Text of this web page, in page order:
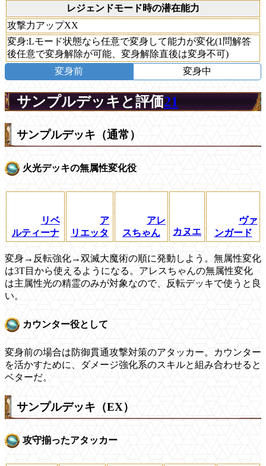
レジェンドモード時の潜在能力
攻撃力アップXX
変身:Lモード状態なら任意で変身して能力が変化(1問解答
後任意で変身解除が可能、変身解除直後は変身不可)
変身前
変身中
サンプルデッキと評価21
サンプルデッキ（通常）
火光デッキの無属性変化役
リベ
ルティーナ
ア
リエッタ
アレ
スちゃん
カヌエ
ヴァ
ンガード
変身→反転強化→双滅大魔術の順に発動しよう。無属性変化
は3T目から使えるようになる。アレスちゃんの無属性変化
は主属性光の精霊のみが対象なので、反転デッキで使うと良
い。
カウンター役として
変身前の場合は防御貫通攻撃対策のアタッカー。カウンター
を活かすために、ダメージ強化系のスキルと組み合わせると
ベターだ。
サンプルデッキ（EX）
攻守揃ったアタッカー